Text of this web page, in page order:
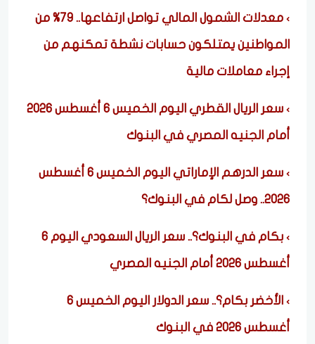
معدلات الشمول المالي تواصل ارتفاعها.. 79% من
المواطنين يمتلكون حسابات نشطة تمكنهم من
إجراء معاملات مالية
سعر الريال القطري اليوم الخميس 6 أغسطس 2026
أمام الجنيه المصري في البنوك
سعر الدرهم الإماراتي اليوم الخميس 6 أغسطس
2026.. وصل لكام في البنوك؟
بكام في البنوك؟.. سعر الريال السعودي اليوم 6
أغسطس 2026 أمام الجنيه المصري
الأخضر بكام؟.. سعر الدولار اليوم الخميس 6
أغسطس 2026 في البنوك